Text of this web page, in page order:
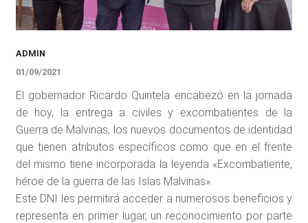
ADMIN
01/09/2021
El gobernador Ricardo Quintela encabezó en la jornada
de hoy, la entrega a civiles y excombatientes de la
Guerra de Malvinas, los nuevos documentos de identidad
que tienen atributos específicos como que en el frente
del mismo tiene incorporada la leyenda «Excombatiente,
héroe de la guerra de las Islas Malvinas».
Este DNI les permitirá acceder a numerosos beneficios y
representa en primer lugar, un reconocimiento por parte